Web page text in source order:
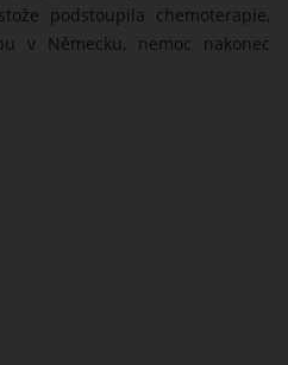
podstoupila chemoterapie,
v Německu, nemoc nakonec